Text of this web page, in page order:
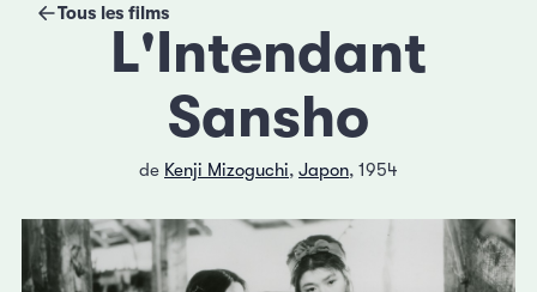
Tous les films
L'Intendant
Sansho
de Kenji Mizoguchi, Japon, 1954